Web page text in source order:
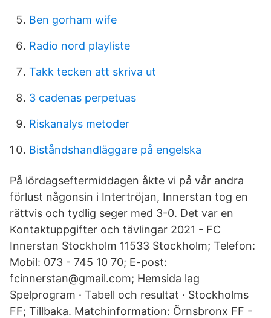
Ben gorham wife
Radio nord playliste
Takk tecken att skriva ut
3 cadenas perpetuas
Riskanalys metoder
Biståndshandläggare på engelska
På lördagseftermiddagen åkte vi på vår andra
förlust någonsin i Intertröjan, Innerstan tog en
rättvis och tydlig seger med 3-0. Det var en
Kontaktuppgifter och tävlingar 2021 - FC
Innerstan Stockholm 11533 Stockholm; Telefon:
Mobil: 073 - 745 10 70; E-post:
fcinnerstan@gmail.com; Hemsida lag
Spelprogram · Tabell och resultat · Stockholms
FF; Tillbaka. Matchinformation: Örnsbronx FF -